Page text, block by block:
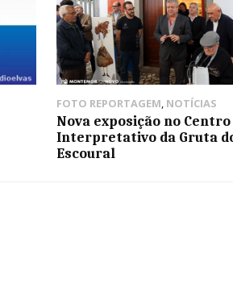
FOTO REPORTAGEM, NOTÍCIAS
Nova exposição no Centro
Interpretativo da Gruta
Escoural